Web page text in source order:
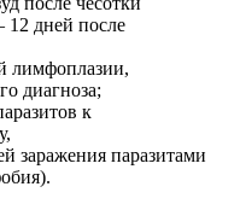
12 дней после
лимфоплазии,
диагноза;
к
заражения паразитами